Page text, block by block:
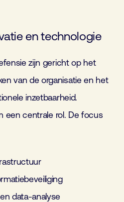
en technologie
zijn gericht op het
van de organisatie en het
inzetbaarheid.
een centrale rol. De focus
data-analyse